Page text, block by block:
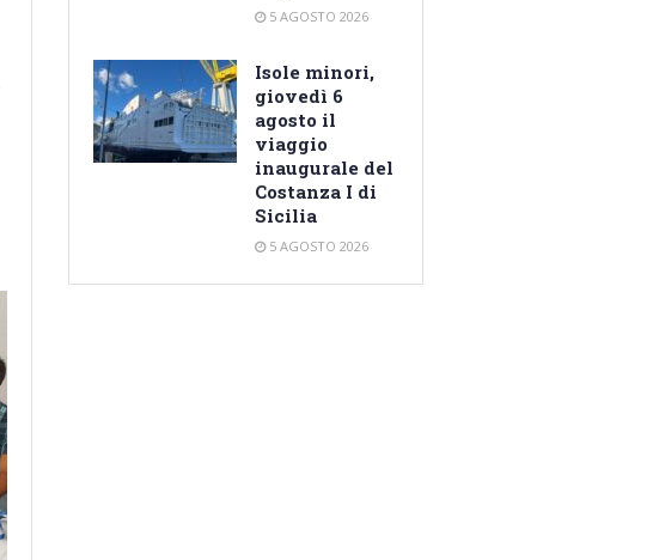
5 AGOSTO 2026
Isole minori,
giovedì 6
agosto il
viaggio
inaugurale del
Costanza I di
Sicilia
5 AGOSTO 2026